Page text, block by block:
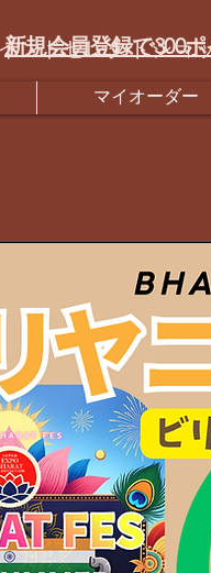
インドセレクトショ
新規会員登録で300
マイオーダー